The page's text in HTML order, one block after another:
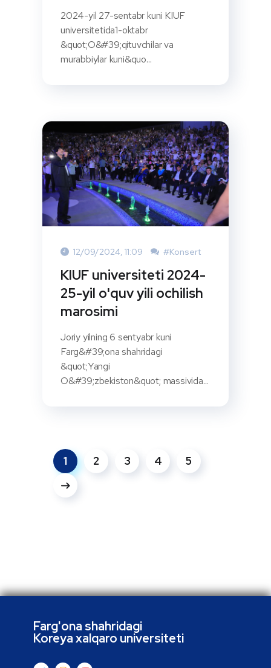
2024-yil 27-sentabr kuni KIUF
universitetida1-oktabr
&quot;O&#39;qituvchilar va
murabbiylar kuni&quo...
12/09/2024, 11:09 #Konsert
KIUF universiteti 2024-
25-yil o'quv yili ochilish
marosimi
Joriy yilning 6 sentyabr kuni
Farg&#39;ona shahridagi
&quot;Yangi
O&#39;zbekiston&quot; massivida...
1 2 3 4 5
Farg'ona shahridagi
Koreya xalqaro universiteti